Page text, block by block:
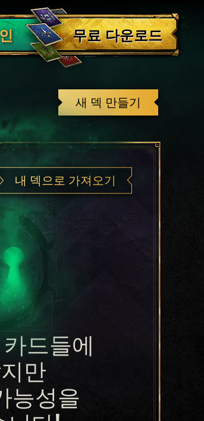
무료 다운로드
새 덱 만들기
내 덱으로 가져오기
드들에
만
능성을